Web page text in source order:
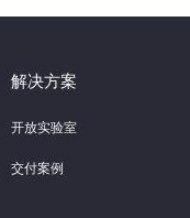
解决方案
开放实验室
交付案例